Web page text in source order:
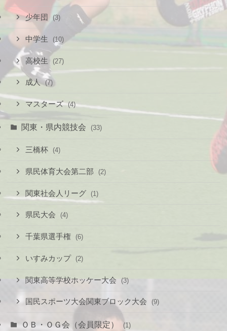
少年団 (3)
中学生 (10)
高校生 (27)
成人 (7)
マスターズ (4)
関東・県内競技会 (33)
三橋杯 (4)
県民体育大会第二部 (2)
関東社会人リーグ (1)
県民大会 (4)
千葉県選手権 (6)
いすみカップ (2)
関東高等学校ホッケー大会 (3)
国民スポーツ大会関東ブロック大会 (9)
ＯＢ・ＯＧ会（会員限定） (1)